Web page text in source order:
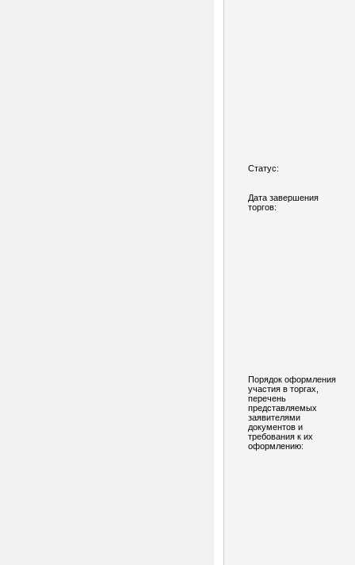
Статус:
Дата завершения
торгов:
Порядок оформления
участия в торгах,
перечень
представляемых
заявителями
документов и
требования к их
оформлению: